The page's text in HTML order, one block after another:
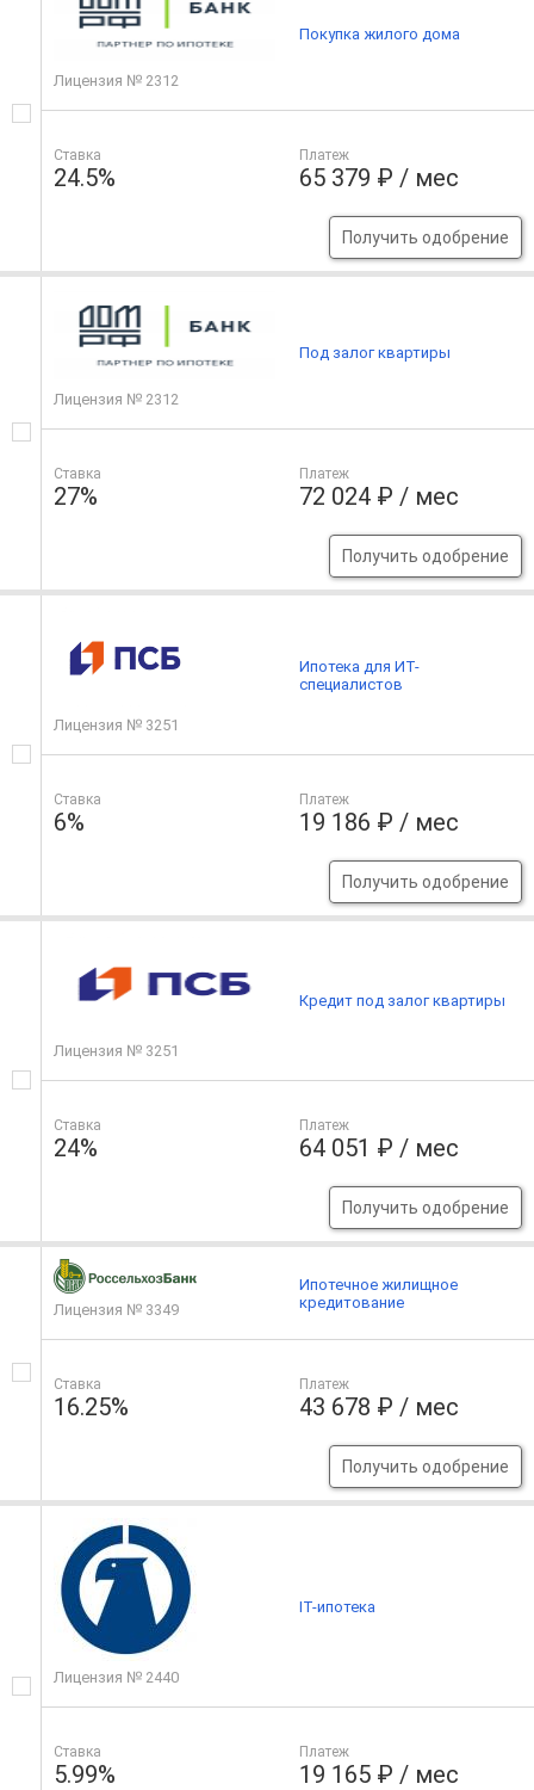
Лицензия № 2312
Ставка
24.5%
Платеж
65 379 ₽ / мес
Получить одобрение
Покупка жилого дома
Лицензия № 2312
Ставка
27%
Платеж
72 024 ₽ / мес
Получить одобрение
Под залог квартиры
Лицензия № 3251
Ставка
6%
Платеж
19 186 ₽ / мес
Получить одобрение
Ипотека для ИТ-
специалистов
Лицензия № 3251
Ставка
24%
Платеж
64 051 ₽ / мес
Получить одобрение
Кредит под залог квартиры
Лицензия № 3349
Ставка
16.25%
Платеж
43 678 ₽ / мес
Получить одобрение
Ипотечное жилищное
кредитование
Лицензия № 2440
Ставка
5.99%
Платеж
19 165 ₽ / мес
IT-ипотека